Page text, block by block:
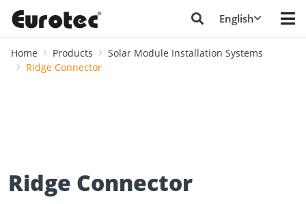
English
Home Products
Solar Module Installation Systems
Ridge Connector
Ridge Connector